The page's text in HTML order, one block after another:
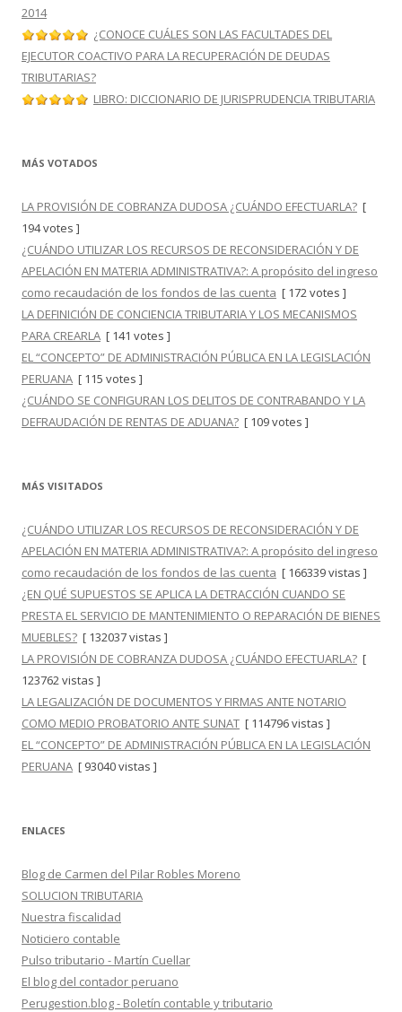
2014
¿CONOCE CUÁLES SON LAS FACULTADES DEL
EJECUTOR COACTIVO PARA LA RECUPERACIÓN DE DEUDAS
TRIBUTARIAS?
LIBRO: DICCIONARIO DE JURISPRUDENCIA TRIBUTARIA
MÁS VOTADOS
LA PROVISIÓN DE COBRANZA DUDOSA ¿CUÁNDO EFECTUARLA? [
194 votes ]
¿CUÁNDO UTILIZAR LOS RECURSOS DE RECONSIDERACIÓN Y DE
APELACIÓN EN MATERIA ADMINISTRATIVA?: A propósito del ingreso
como recaudación de los fondos de las cuenta [ 172 votes ]
LA DEFINICIÓN DE CONCIENCIA TRIBUTARIA Y LOS MECANISMOS
PARA CREARLA [ 141 votes ]
EL “CONCEPTO” DE ADMINISTRACIÓN PÚBLICA EN LA LEGISLACIÓN
PERUANA [ 115 votes ]
¿CUÁNDO SE CONFIGURAN LOS DELITOS DE CONTRABANDO Y LA
DEFRAUDACIÓN DE RENTAS DE ADUANA? [ 109 votes ]
MÁS VISITADOS
¿CUÁNDO UTILIZAR LOS RECURSOS DE RECONSIDERACIÓN Y DE
APELACIÓN EN MATERIA ADMINISTRATIVA?: A propósito del ingreso
como recaudación de los fondos de las cuenta [ 166339 vistas ]
¿EN QUÉ SUPUESTOS SE APLICA LA DETRACCIÓN CUANDO SE
PRESTA EL SERVICIO DE MANTENIMIENTO O REPARACIÓN DE BIENES
MUEBLES? [ 132037 vistas ]
LA PROVISIÓN DE COBRANZA DUDOSA ¿CUÁNDO EFECTUARLA? [
123762 vistas ]
LA LEGALIZACIÓN DE DOCUMENTOS Y FIRMAS ANTE NOTARIO
COMO MEDIO PROBATORIO ANTE SUNAT [ 114796 vistas ]
EL “CONCEPTO” DE ADMINISTRACIÓN PÚBLICA EN LA LEGISLACIÓN
PERUANA [ 93040 vistas ]
ENLACES
Blog de Carmen del Pilar Robles Moreno
SOLUCION TRIBUTARIA
Nuestra fiscalidad
Noticiero contable
Pulso tributario - Martín Cuellar
El blog del contador peruano
Perugestion.blog - Boletín contable y tributario